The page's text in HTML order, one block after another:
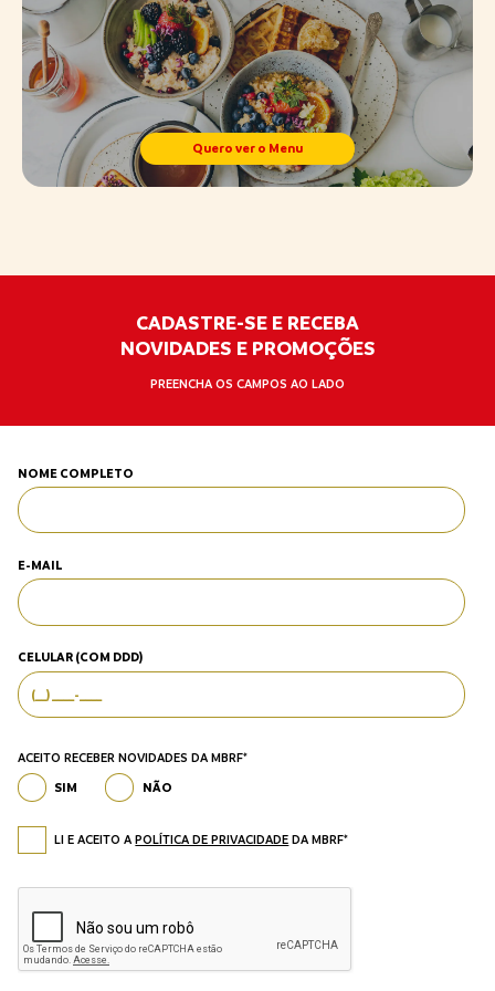
Quero ver o Menu
CADASTRE-SE E RECEBA
NOVIDADES E PROMOÇÕES
PREENCHA OS CAMPOS AO LADO
NOME COMPLETO
E-MAIL
CELULAR (COM DDD)
ACEITO RECEBER NOVIDADES DA MBRF*
SIM NÃO
LI E ACEITO APOLÍTICA DE PRIVACIDADE DA MBRF*